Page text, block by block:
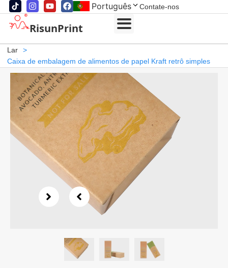
Português Contate-nos
RisunPrint
Lar
>
Caixa de embalagem de alimentos de papel Kraft retrô simples